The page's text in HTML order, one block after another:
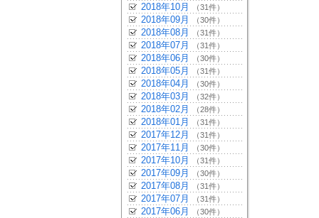
2018年10月 （31件）
2018年09月 （30件）
2018年08月 （31件）
2018年07月 （31件）
2018年06月 （30件）
2018年05月 （31件）
2018年04月 （30件）
2018年03月 （32件）
2018年02月 （28件）
2018年01月 （31件）
2017年12月 （31件）
2017年11月 （30件）
2017年10月 （31件）
2017年09月 （30件）
2017年08月 （31件）
2017年07月 （31件）
2017年06月 （30件）